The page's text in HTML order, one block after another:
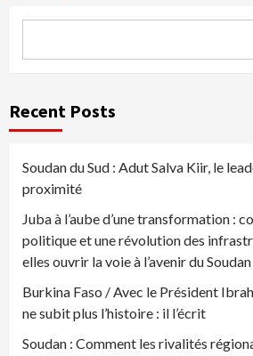
Recent Posts
Soudan du Sud : Adut Salva Kiir, le
proximité
Juba à l’aube d’une transformation :
politique et une révolution des
elles ouvrir la voie à l’avenir du Soudan
Burkina Faso / Avec le Président
ne subit plus l’histoire : il l’écrit
Soudan : Comment les rivalités